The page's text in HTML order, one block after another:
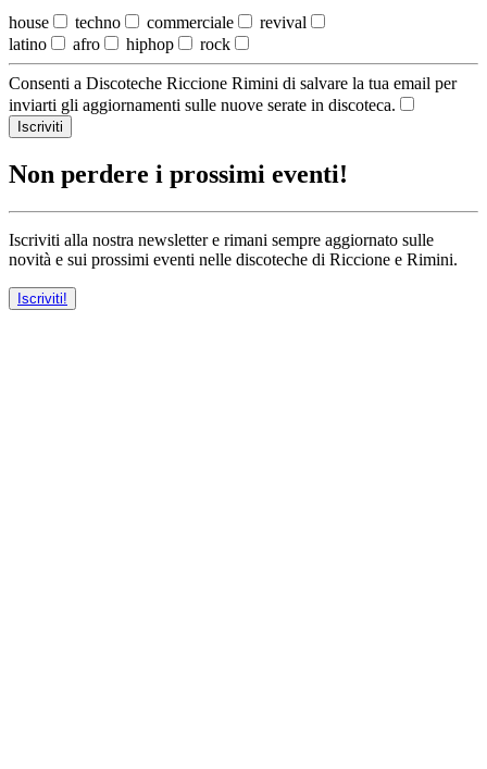
house techno commerciale
revival
latino
afro hiphop rock
Consenti a Discoteche Riccione Rimini di salvare la tua email per
inviarti gli aggiornamenti sulle nuove serate in discoteca.
Iscriviti
Non perdere i prossimi eventi!
Iscriviti alla nostra newsletter e rimani sempre aggiornato sulle
novità e sui prossimi eventi nelle discoteche di Riccione e Rimini.
Iscriviti!